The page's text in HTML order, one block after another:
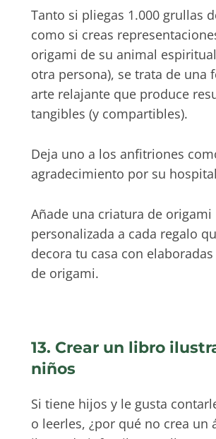
Tanto si pliegas 1.000 grullas
como si creas
origami de su animal
otra persona), se trata de una
arte relajante que produce
tangibles (y compartibles).
Deja uno a los anfitriones
agradecimiento por su
Añade una criatura de origami
personalizada a cada regalo
decora tu casa con
de origami.
13. Crear un libro
niños
Si tiene hijos y le gusta
o leerles, ¿por qué no crea un